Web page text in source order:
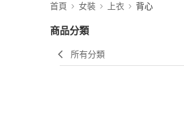
首頁 女裝 上衣 背心
商品分類
所有分類